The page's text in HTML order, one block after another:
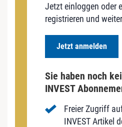
Jetzt einloggen oder
registrieren und
Jetzt anmelden
Sie haben noch
INVEST
Freier Zugriff
INVEST Artikel